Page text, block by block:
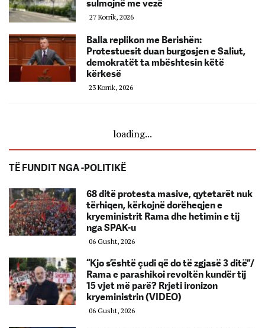
sulmojnë me vezë
27 Korrik, 2026
Balla replikon me Berishën:
Protestuesit duan burgosjen e Saliut,
demokratët ta mbështesin këtë
kërkesë
23 Korrik, 2026
loading...
TË FUNDIT NGA -POLITIKË
68 ditë protesta masive, qytetarët nuk
tërhiqen, kërkojnë dorëheqjen e
kryeministrit Rama dhe hetimin e tij
nga SPAK-u
06 Gusht, 2026
“Kjo s’është çudi që do të zgjasë 3 ditë”/
Rama e parashikoi revoltën kundër tij
15 vjet më parë? Rrjeti ironizon
kryeministrin (VIDEO)
06 Gusht, 2026